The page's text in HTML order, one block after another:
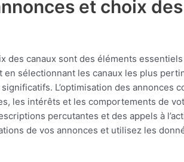
et choix
des canaux sont des éléments
en sélectionnant les canaux les plus
L’optimisation des annonces
les intérêts et les comportements de
percutantes et des appels à
de vos annonces et utilisez les